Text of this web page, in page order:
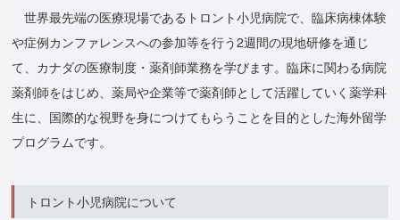
世界最先端の医療現場であるトロント小児病院で、臨床病棟体験
や症例カンファレンスへの参加等を行う2週間の現地研修を通じ
て、カナダの医療制度・薬剤師業務を学びます。臨床に関わる病院
薬剤師をはじめ、薬局や企業等で薬剤師として活躍していく薬学科
生に、国際的な視野を身につけてもらうことを目的とした海外留学
プログラムです。
トロント小児病院について